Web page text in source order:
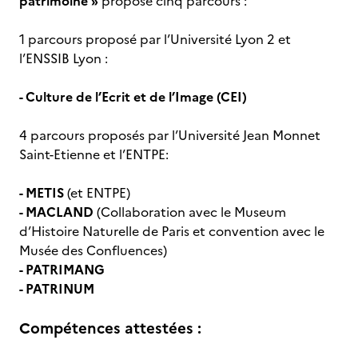
1 parcours proposé par l’Université Lyon 2 et
l’ENSSIB Lyon :
- Culture de l’Ecrit et de l’Image (CEI)
4 parcours proposés par l’Université Jean Monnet
Saint-Etienne et l’ENTPE:
- METIS(et ENTPE)
- MACLAND (Collaboration avec le Museum
d’Histoire Naturelle de Paris et convention avec le
Musée des Confluences)
- PATRIMANG
- PATRINUM
Compétences attestées :